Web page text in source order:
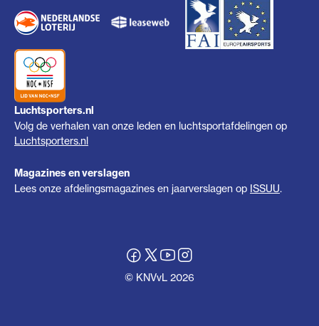
Luchtsporters.nl
Volg de verhalen van onze leden en luchtsportafdelingen op
Luchtsporters.nl
Magazines en verslagen
Lees onze afdelingsmagazines en jaarverslagen op ISSUU.
© KNVvL 2026